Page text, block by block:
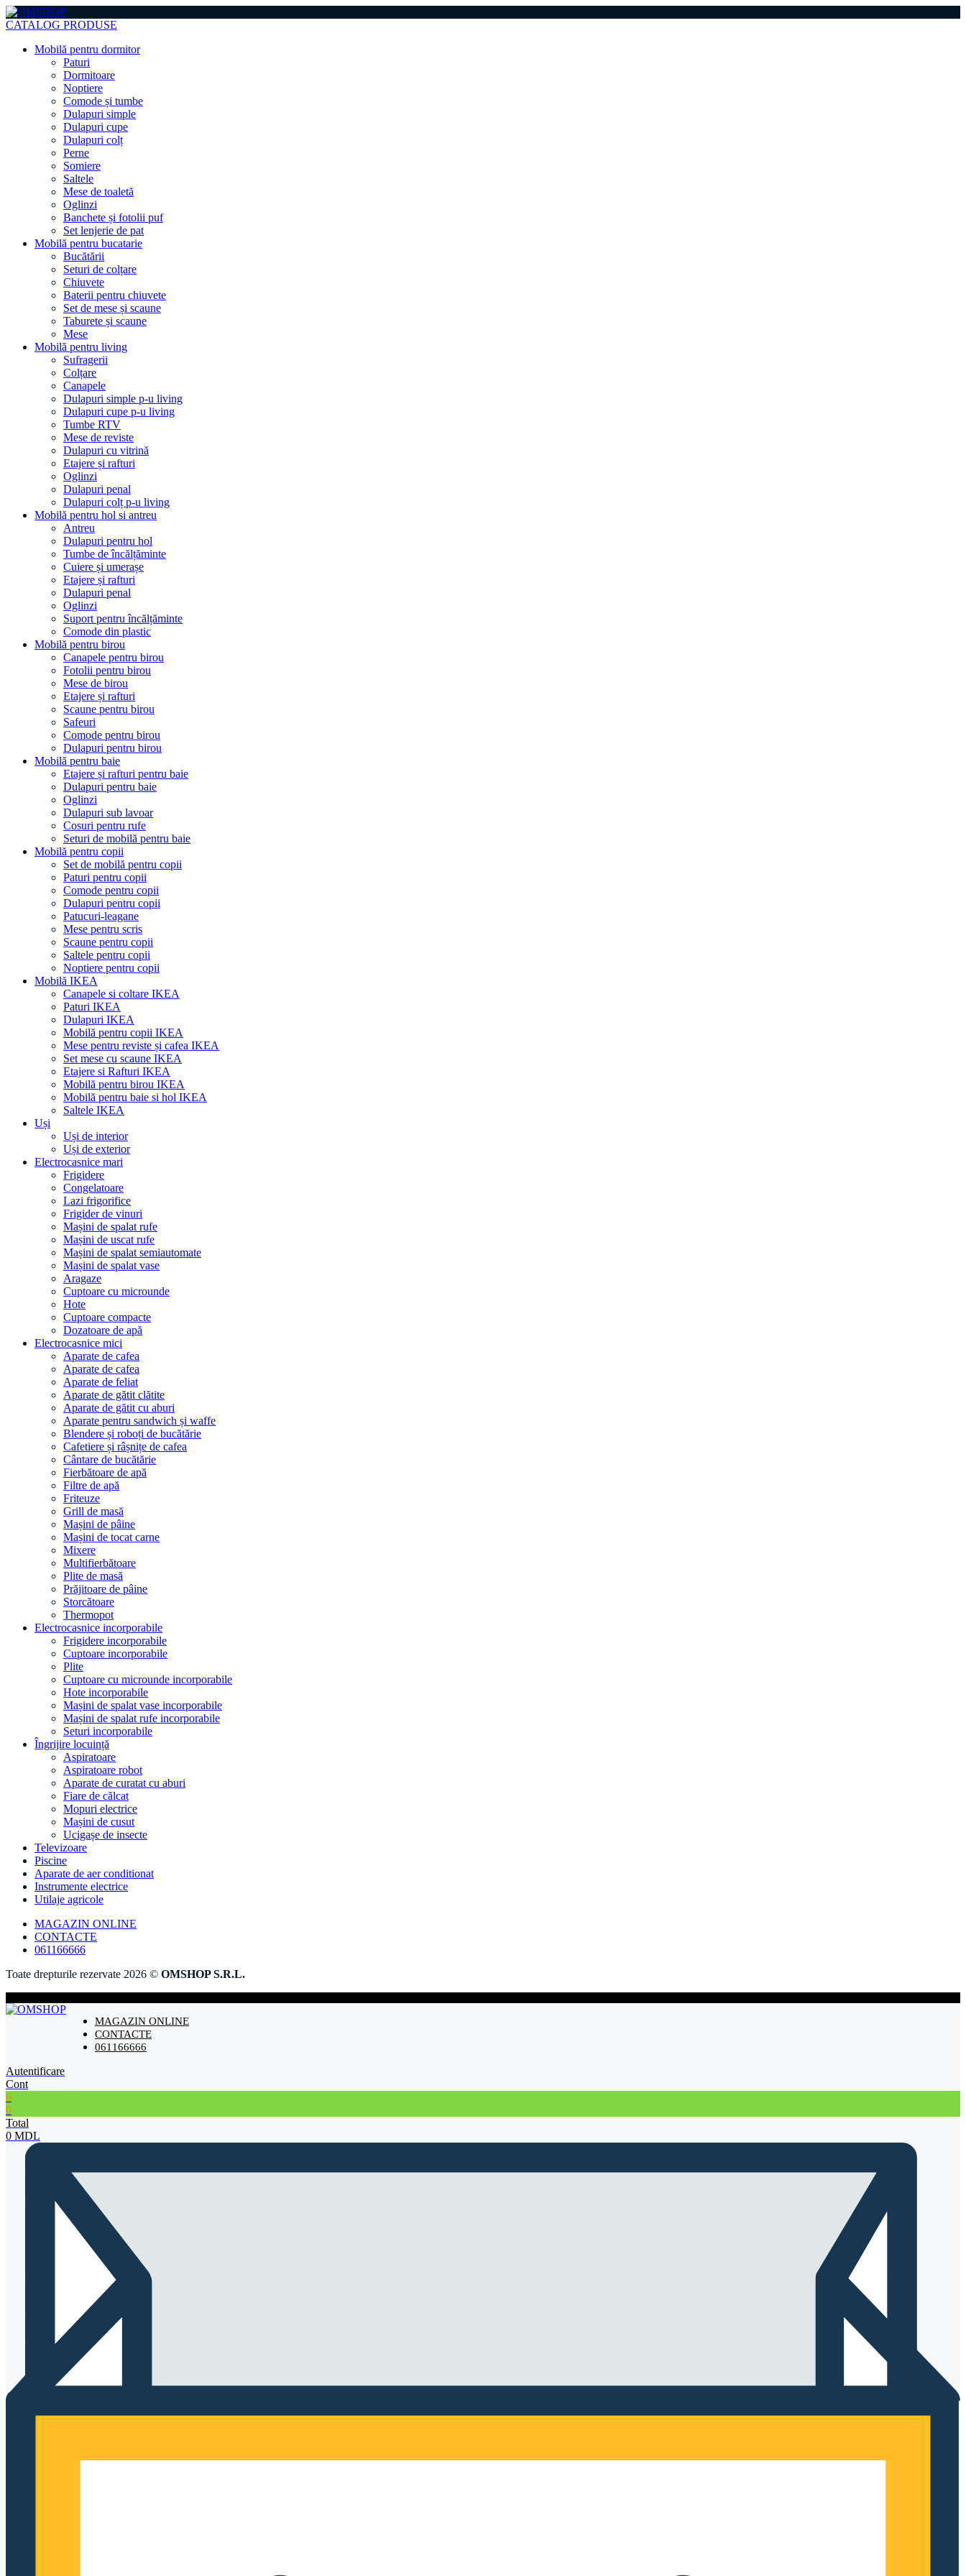
CATALOG PRODUSE
Mobilă pentru dormitor
Paturi
Dormitoare
Noptiere
Comode și tumbe
Dulapuri simple
Dulapuri cupe
Dulapuri colț
Perne
Somiere
Saltele
Mese de toaletă
Oglinzi
Banchete și fotolii puf
Set lenjerie de pat
Mobilă pentru bucatarie
Bucătării
Seturi de colțare
Chiuvete
Baterii pentru chiuvete
Set de mese și scaune
Taburete și scaune
Mese
Mobilă pentru living
Sufragerii
Colțare
Canapele
Dulapuri simple p-u living
Dulapuri cupe p-u living
Tumbe RTV
Mese de reviste
Dulapuri cu vitrină
Etajere și rafturi
Oglinzi
Dulapuri penal
Dulapuri colț p-u living
Mobilă pentru hol si antreu
Antreu
Dulapuri pentru hol
Tumbe de încălțăminte
Cuiere și umerașe
Etajere și rafturi
Dulapuri penal
Oglinzi
Suport pentru încălțăminte
Comode din plastic
Mobilă pentru birou
Canapele pentru birou
Fotolii pentru birou
Mese de birou
Etajere și rafturi
Scaune pentru birou
Safeuri
Comode pentru birou
Dulapuri pentru birou
Mobilă pentru baie
Etajere și rafturi pentru baie
Dulapuri pentru baie
Oglinzi
Dulapuri sub lavoar
Cosuri pentru rufe
Seturi de mobilă pentru baie
Mobilă pentru copii
Set de mobilă pentru copii
Paturi pentru copii
Comode pentru copii
Dulapuri pentru copii
Patucuri-leagane
Mese pentru scris
Scaune pentru copii
Saltele pentru copii
Noptiere pentru copii
Mobilă IKEA
Canapele si coltare IKEA
Paturi IKEA
Dulapuri IKEA
Mobilă pentru copii IKEA
Mese pentru reviste și cafea IKEA
Set mese cu scaune IKEA
Etajere si Rafturi IKEA
Mobilă pentru birou IKEA
Mobilă pentru baie si hol IKEA
Saltele IKEA
Uși
Uși de interior
Uși de exterior
Electrocasnice mari
Frigidere
Congelatoare
Lazi frigorifice
Frigider de vinuri
Mașini de spalat rufe
Mașini de uscat rufe
Mașini de spalat semiautomate
Mașini de spalat vase
Aragaze
Cuptoare cu microunde
Hote
Cuptoare compacte
Dozatoare de aрă
Electrocasnice mici
Aparate de cafea
Aparate de cafea
Aparate de feliat
Aparate de gătit clătite
Aparate de gătit cu aburi
Aparate pentru sandwich și waffe
Blendere și roboți de bucătărie
Cafetiere și râșnițe de cafea
Cântare de bucătărie
Fierbătoare de apă
Filtre de apă
Friteuze
Grill de masă
Mașini de pâine
Mașini de tocat carne
Mixere
Multifierbătoare
Plite de masă
Prăjitoare de pâine
Storcătoare
Thermopot
Electrocasnice incorporabile
Frigidere incorporabile
Cuptoare incorporabile
Plite
Cuptoare cu microunde incorporabile
Hote incorporabile
Mașini de spalat vase incorporabile
Mașini de spalat rufe incorporabile
Seturi incorporabile
Îngrijire locuință
Aspiratoare
Aspiratoare robot
Aparate de curatat cu aburi
Fiare de călcat
Mopuri electrice
Mașini de cusut
Ucigașe de insecte
Televizoare
Piscine
Aparate de aer conditionat
Instrumente electrice
Utilaje agricole
MAGAZIN ONLINE
CONTACTE
061166666
Toate drepturile rezervate 2026 © OMSHOP S.R.L.
MAGAZIN ONLINE
CONTACTE
061166666
Autentificare
Cont
6
0
Total
0 MDL